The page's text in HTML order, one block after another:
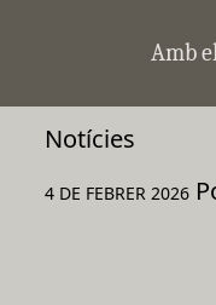
Amb
Notícies
4 DE FEBRER 2026